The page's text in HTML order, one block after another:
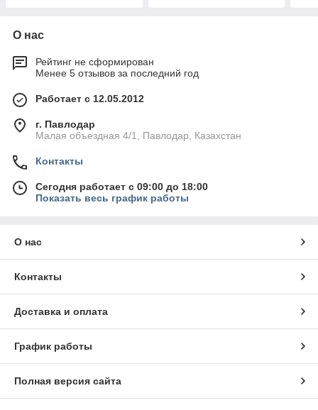
О нас
Рейтинг не сформирован
Менее 5 отзывов за последний год
Работает с 12.05.2012
г. Павлодар
Малая объездная 4/1, Павлодар, Казахстан
Контакты
Сегодня работает с 09:00 до 18:00
Показать весь график работы
О нас
Контакты
Доставка и оплата
График работы
Полная версия сайта